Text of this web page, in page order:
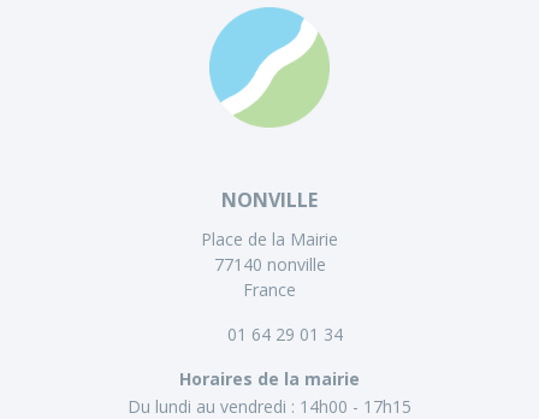
NONVILLE
Place de la Mairie
77140 nonville
France
01 64 29 01 34
Horaires de la mairie
Du lundi au vendredi : 14h00 - 17h15